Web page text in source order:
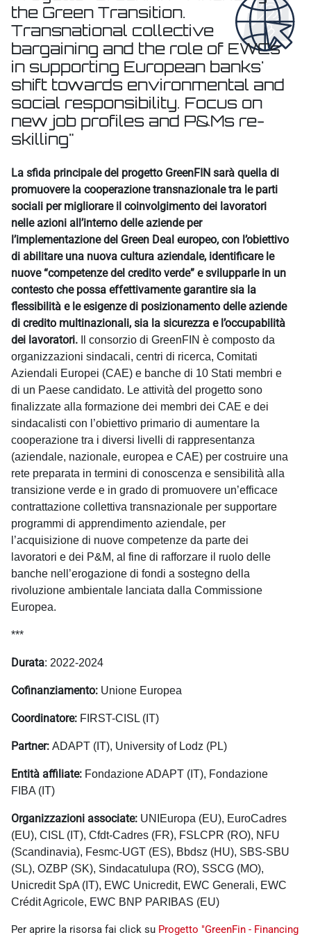
the Green Transition.
Transnational collective
bargaining and the role of EWCs
in supporting European banks'
shift towards environmental and
social responsibility. Focus on
new job profiles and P&Ms re-
skilling"
La sfida principale del progetto GreenFIN sarà quella di
promuovere la cooperazione transnazionale tra le parti
sociali per migliorare il coinvolgimento dei lavoratori
nelle azioni all’interno delle aziende per
l’implementazione del Green Deal europeo, con l’obiettivo
di abilitare una nuova cultura aziendale, identificare le
nuove “competenze del credito verde” e svilupparle in un
contesto che possa effettivamente garantire sia la
flessibilità e le esigenze di posizionamento delle aziende
di credito multinazionali, sia la sicurezza e l’occupabilità
dei lavoratori. Il consorzio di GreenFIN è composto da
organizzazioni sindacali, centri di ricerca, Comitati
Aziendali Europei (CAE) e banche di 10 Stati membri e
di un Paese candidato. Le attività del progetto sono
finalizzate alla formazione dei membri dei CAE e dei
sindacalisti con l’obiettivo primario di aumentare la
cooperazione tra i diversi livelli di rappresentanza
(aziendale, nazionale, europea e CAE) per costruire una
rete preparata in termini di conoscenza e sensibilità alla
transizione verde e in grado di promuovere un’efficace
contrattazione collettiva transnazionale per supportare
programmi di apprendimento aziendale, per
l’acquisizione di nuove competenze da parte dei
lavoratori e dei P&M, al fine di rafforzare il ruolo delle
banche nell’erogazione di fondi a sostegno della
rivoluzione ambientale lanciata dalla Commissione
Europea.
***
Durata: 2022-2024
Cofinanziamento: Unione Europea
Coordinatore: FIRST-CISL (IT)
Partner: ADAPT (IT), University of Lodz (PL)
Entità affiliate: Fondazione ADAPT (IT), Fondazione
FIBA (IT)
Organizzazioni associate: UNIEuropa (EU), EuroCadres
(EU), CISL (IT), Cfdt-Cadres (FR), FSLCPR (RO), NFU
(Scandinavia), Fesmc-UGT (ES), Bbdsz (HU), SBS-SBU
(SL), OZBP (SK), Sindacatulupa (RO), SSCG (MO),
Unicredit SpA (IT), EWC Unicredit, EWC Generali, EWC
Crédit Agricole, EWC BNP PARIBAS (EU)
Per aprire la risorsa fai click su Progetto "GreenFin - Financing